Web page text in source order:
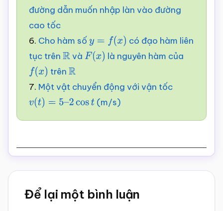
đường dẫn muốn nhập làn vào đường
cao tốc
6. Cho hàm số y =f( x)
có đạo hàm liên
tục trên Rvà F(x) là nguyên hàm của
f(x) trên R
7. Một vật chuyển động với vận tốc
v(t) =5 –2cost (m/s)
Reader
Interactions
Để lại một bình luận